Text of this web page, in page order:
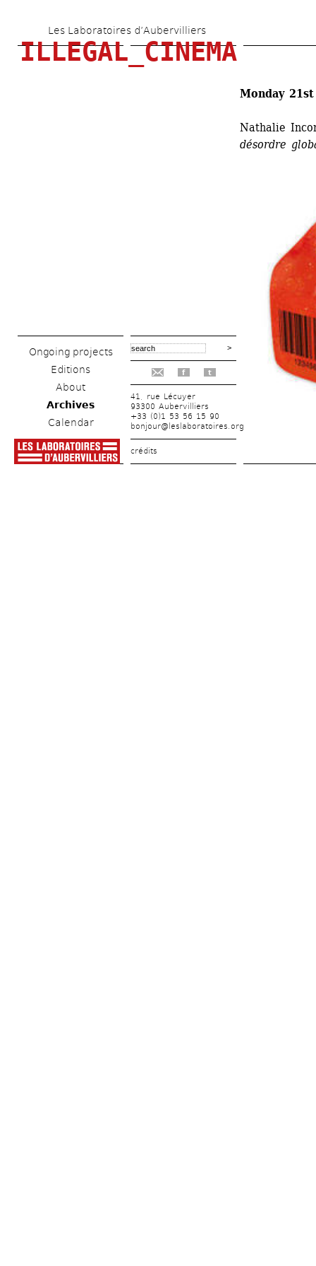
to
main
Les Laboratoires d’Aubervilliers
ILLEGAL_CINEMA
Ongoing projects
Editions
About
Archives
Calendar
f t
41, rue Lécuyer
93300 Aubervilliers
+33 (0)1 53 56 15 90
bonjour@leslaboratoires.org
crédits
Monday
Nathalie
désordre